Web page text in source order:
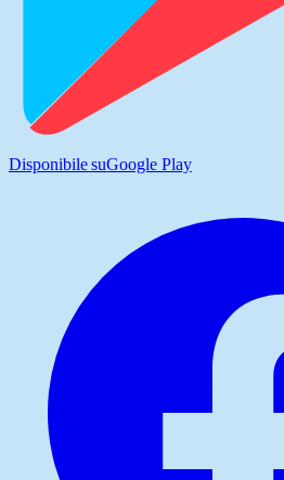
Disponibile suGoogle Play